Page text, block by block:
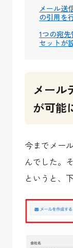
メール送
の引用を
1つの宛
セットが
メール
が可能
今までメー
んでした。
というと、